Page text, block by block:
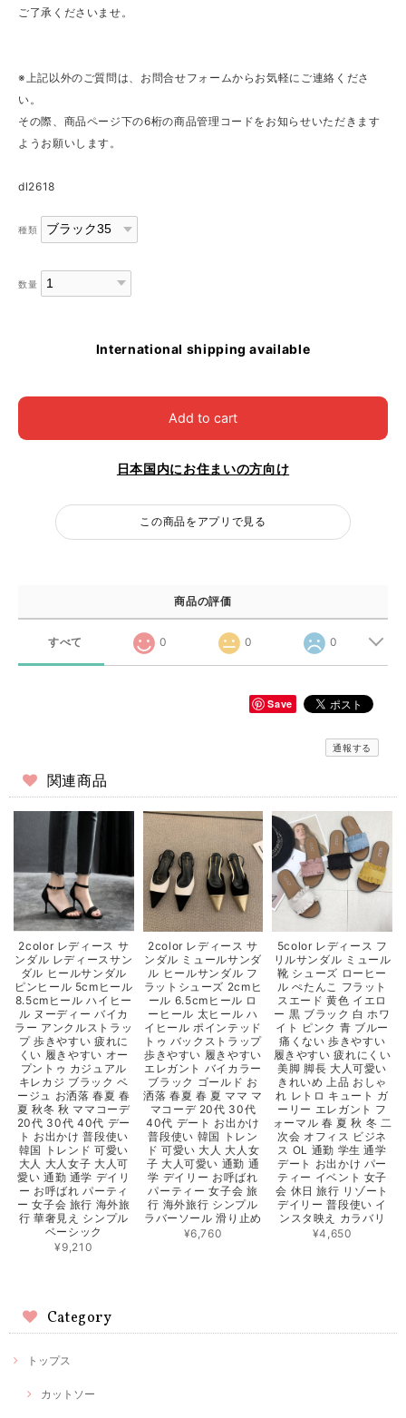
ご了承くださいませ。
※上記以外のご質問は、お問合せフォームからお気軽にご連絡くださ
い。
その際、商品ページ下の6桁の商品管理コードをお知らせいただきます
ようお願いします。
dl2618
種類
数量
International shipping available
Add to cart
日本国内にお住まいの方向け
この商品をアプリで見る
商品の評価
すべて 0 0 0
Save
通報する
関連商品
2color レディース サ
ンダル レディースサン
ダル ヒールサンダル
ピンヒール 5cmヒール
8.5cmヒール ハイヒー
ル ヌーディー バイカ
ラー アンクルストラッ
プ 歩きやすい 疲れに
くい 履きやすい オー
プントゥ カジュアル
キレカジ ブラック ベ
ージュ お洒落 春夏 春
夏 秋冬 秋 ママコーデ
20代 30代 40代 デー
ト お出かけ 普段使い
韓国 トレンド 可愛い
大人 大人女子 大人可
愛い 通勤 通学 デイリ
ー お呼ばれ パーティ
ー 女子会 旅行 海外旅
行 華奢見え シンプル
ベーシック
¥9,210
2color レディース サ
ンダル ミュールサンダ
ル ヒールサンダル フ
ラットシューズ 2cmヒ
ール 6.5cmヒール ロ
ーヒール 太ヒール ハ
イヒール ポインテッド
トゥ バックストラップ
歩きやすい 履きやすい
エレガント バイカラー
ブラック ゴールド お
洒落 春夏 春 夏 ママ マ
マコーデ 20代 30代
40代 デート お出かけ
普段使い 韓国 トレン
ド 可愛い 大人 大人女
子 大人可愛い 通勤 通
学 デイリー お呼ばれ
パーティー 女子会 旅
行 海外旅行 シンプル
ラバーソール 滑り止め
¥6,760
5color レディース フ
リルサンダル ミュール
靴 シューズ ローヒー
ル ぺたんこ フラット
スエード 黄色 イエロ
ー 黒 ブラック 白 ホワ
イト ピンク 青 ブルー
痛くない 歩きやすい
履きやすい 疲れにくい
美脚 脚長 大人可愛い
きれいめ 上品 おしゃ
れ レトロ キュート ガ
ーリー エレガント フ
ォーマル 春 夏 秋 冬 二
次会 オフィス ビジネ
ス OL 通勤 学生 通学
デート お出かけ パー
ティー イベント 女子
会 休日 旅行 リゾート
デイリー 普段使い イ
ンスタ映え カラバリ
¥4,650
Category
トップス
カットソー